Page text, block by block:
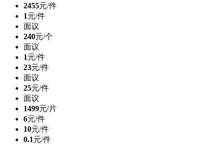
2455元/件
1元/件
面议
240元/个
面议
1元/件
23元/件
面议
25元/件
面议
1499元/片
6元/件
10元/件
0.1元/件